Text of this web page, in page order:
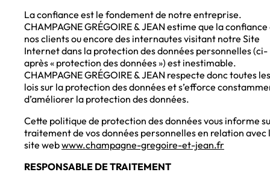
La confiance est le fondement de notre entreprise.
CHAMPAGNE GRÉGOIRE & JEAN estime que la confiance
nos clients ou encore des internautes visitant notre Site
Internet dans la protection des données personnelles (ci-
après « protection des données ») est inestimable.
CHAMPAGNE GRÉGOIRE & JEAN respecte donc toutes les
lois sur la protection des données et s’efforce
d’améliorer la protection des données.
Cette politique de protection des données vous informe
traitement de vos données personnelles en relation avec
site webwww.champagne-gregoire-et-jean.fr
RESPONSABLE DE TRAITEMENT